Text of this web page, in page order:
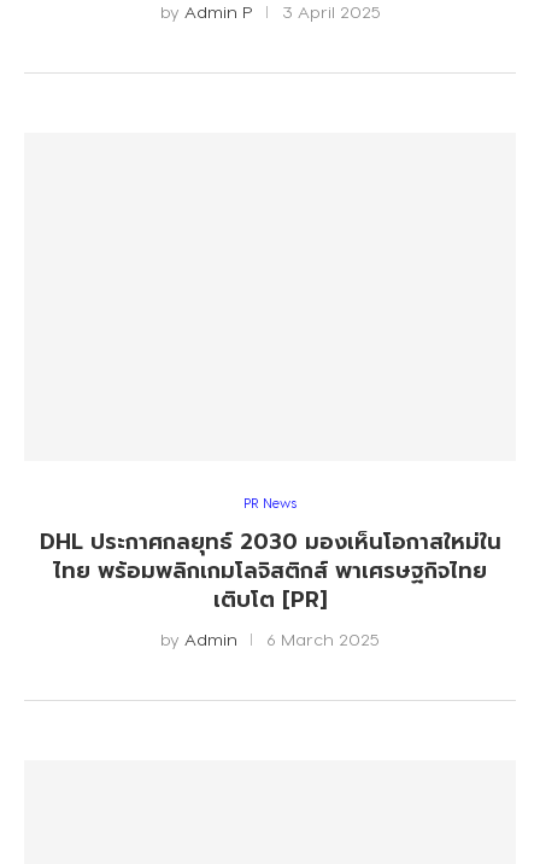
by Admin P 3 April 2025
PR News
DHL ประกาศกลยุทธ์ 2030 มองเห็นโอกาสใหม่ใน
ไทย พร้อมพลิกเกมโลจิสติกส์ พาเศรษฐกิจไทย
เติบโต [PR]
by Admin 6 March 2025